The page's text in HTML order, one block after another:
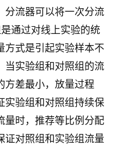
分流器可以将一次分流
通过对线上实验的统
方式是引起实验样本不
当实验组和对照组的流
方差最小，放量过程
实验组和对照组持续保
量时，推荐等比例分配
证对照组和实验组流量